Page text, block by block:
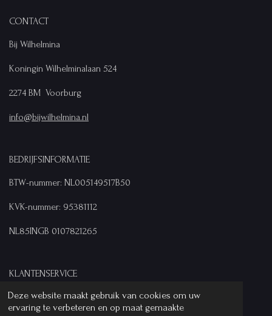
Deze website maakt gebruik van cookies om uw
ervaring te verbeteren en op maat gemaakte
CONTACT
Bij Wilhelmina
Koningin Wilhelminalaan 524
2274 BM Voorburg
info@bijwilhelmina.nl
BEDRIJFSINFORMATIE
BTW-nummer: NL005149517B50
KVK-nummer: 95381112
NL85INGB 0107821265
KLANTENSERVICE
Algemene voorwaarden